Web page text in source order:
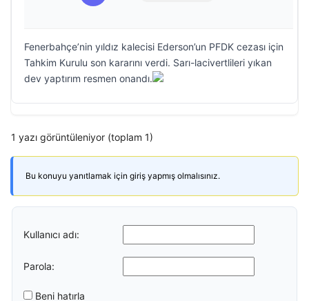
Fenerbahçe’nin yıldız kalecisi Ederson’un PFDK cezası için
Tahkim Kurulu son kararını verdi. Sarı-lacivertlileri yıkan
dev yaptırım resmen onandı.
1 yazı görüntüleniyor (toplam 1)
Bu konuyu yanıtlamak için giriş yapmış olmalısınız.
Kullanıcı adı:
Parola:
Beni hatırla